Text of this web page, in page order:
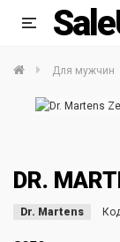
Для мужчин
DR.
Dr. Martens